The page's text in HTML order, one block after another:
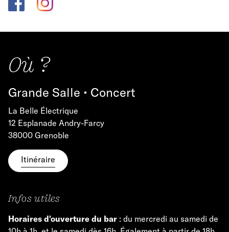
Où ?
Grande Salle • Concert
La Belle Électrique
12 Esplanade Andry-Farcy
38000 Grenoble
Itinéraire
Infos utiles
Horaires d'ouverture du bar : du mercredi au samedi de